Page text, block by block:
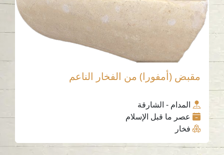
مقبض (أمفورا) من الفخار الناعم
المدام - الشارقة
عصر ما قبل الإسلام
فخار